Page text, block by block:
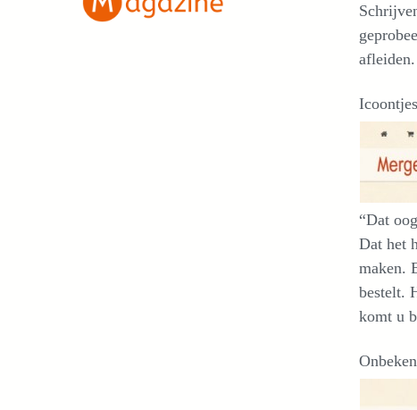
Icoontjes
“Dat
Dat het
maken.
bestelt.
komt u